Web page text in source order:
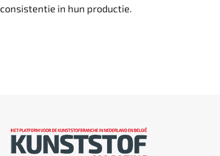
consistentie in hun productie.